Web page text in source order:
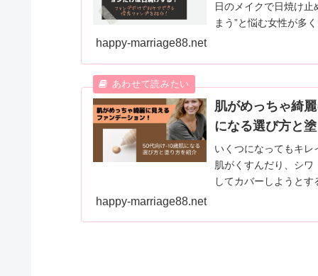
日のメイクで日焼け止
まう”と悩む女性が多
happy-marriage88.net
肌がめっちゃ綺
になる選び方と
いくつになってもキレ
肌がくすんだり、シ
してカバーしようとす
happy-marriage88.net